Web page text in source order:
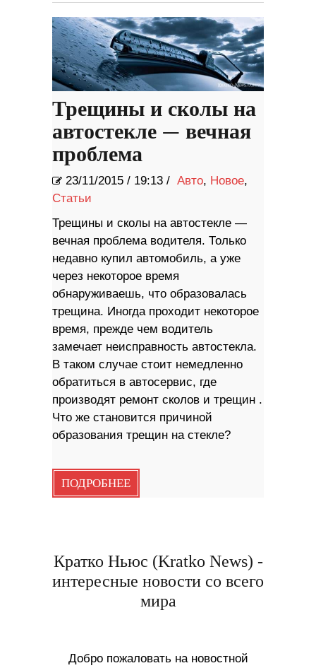
Трещины и сколы на
автостекле — вечная
проблема
23/11/2015 / 19:13 / Авто, Новое,
Статьи
Трещины и сколы на автостекле —
вечная проблема водителя. Только
недавно купил автомобиль, а уже
через некоторое время
обнаруживаешь, что образовалась
трещина. Иногда проходит некоторое
время, прежде чем водитель
замечает неисправность автостекла.
В таком случае стоит немедленно
обратиться в автосервис, где
производят ремонт сколов и трещин .
Что же становится причиной
образования трещин на стекле?
ПОДРОБНЕЕ
Кратко Ньюс (Kratko News) -
интересные новости со всего
мира
Добро пожаловать на новостной